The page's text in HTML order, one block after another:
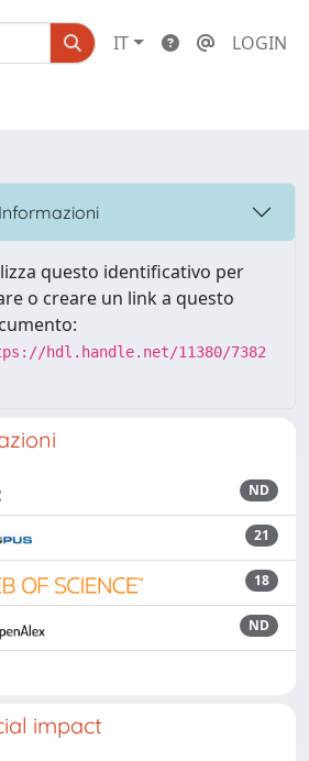
IT LOGIN
Informazioni
questo identificativo per
o creare un link a questo
hdl.handle.net/11380/7382
ND
21
18
ND
impact